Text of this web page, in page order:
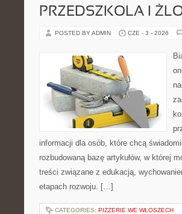
PRZEDSZKOLA I
POSTED BY ADMIN CZE - 3 - 2026
informacji dla osób, które chcą
rozbudowaną bazę artykułów, w której
treści związane z edukacją,
etapach rozwoju. […]
CATEGORIES: PIZZERIE WE WŁOSZECH